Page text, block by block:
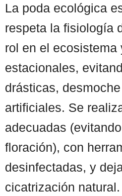
La poda ecológica
respeta la fisiología
rol en el ecosistema
estacionales,
drásticas,
artificiales. Se
adecuadas
floración), con
desinfectadas, y
cicatrización